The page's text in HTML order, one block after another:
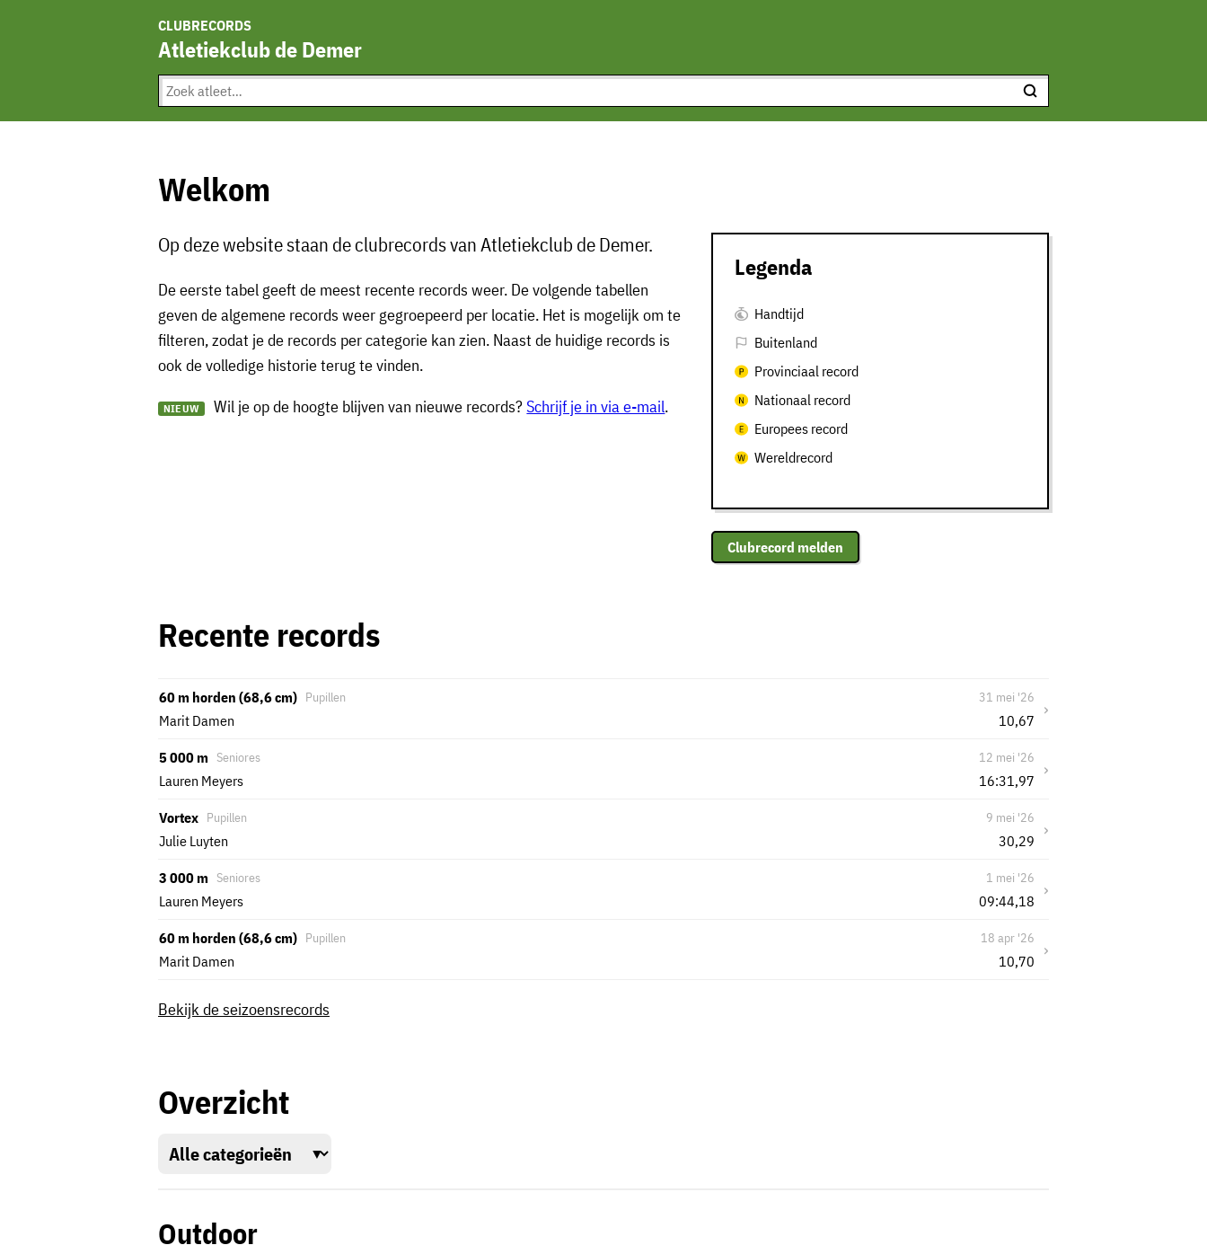
CLUBRECORDS
Atletiekclub de Demer
Welkom
Op deze website staan de clubrecords van Atletiekclub de Demer.
De eerste tabel geeft de meest recente records weer. De volgende tabellen
geven de algemene records weer gegroepeerd per locatie. Het is mogelijk om te
filteren, zodat je de records per categorie kan zien. Naast de huidige records is
ook de volledige historie terug te vinden.
NIEUW Wil je op de hoogte blijven van nieuwe records? Schrijf je in via e-mail.
Legenda
Handtijd
Buitenland
Provinciaal record
Nationaal record
Europees record
Wereldrecord
Clubrecord melden
Recente records
60 m horden (68,6 cm)
Marit Damen
Pupillen
10,67
31 mei '26 ›
5 000 m
Lauren Meyers
Seniores
16:31,97
12 mei '26 ›
Vortex
Julie Luyten
Pupillen
30,29
9 mei '26 ›
3 000 m
Lauren Meyers
Seniores
09:44,18
1 mei '26 ›
60 m horden (68,6 cm)
Marit Damen
Pupillen
10,70
18 apr '26 ›
Bekijk de seizoensrecords
Overzicht
Outdoor